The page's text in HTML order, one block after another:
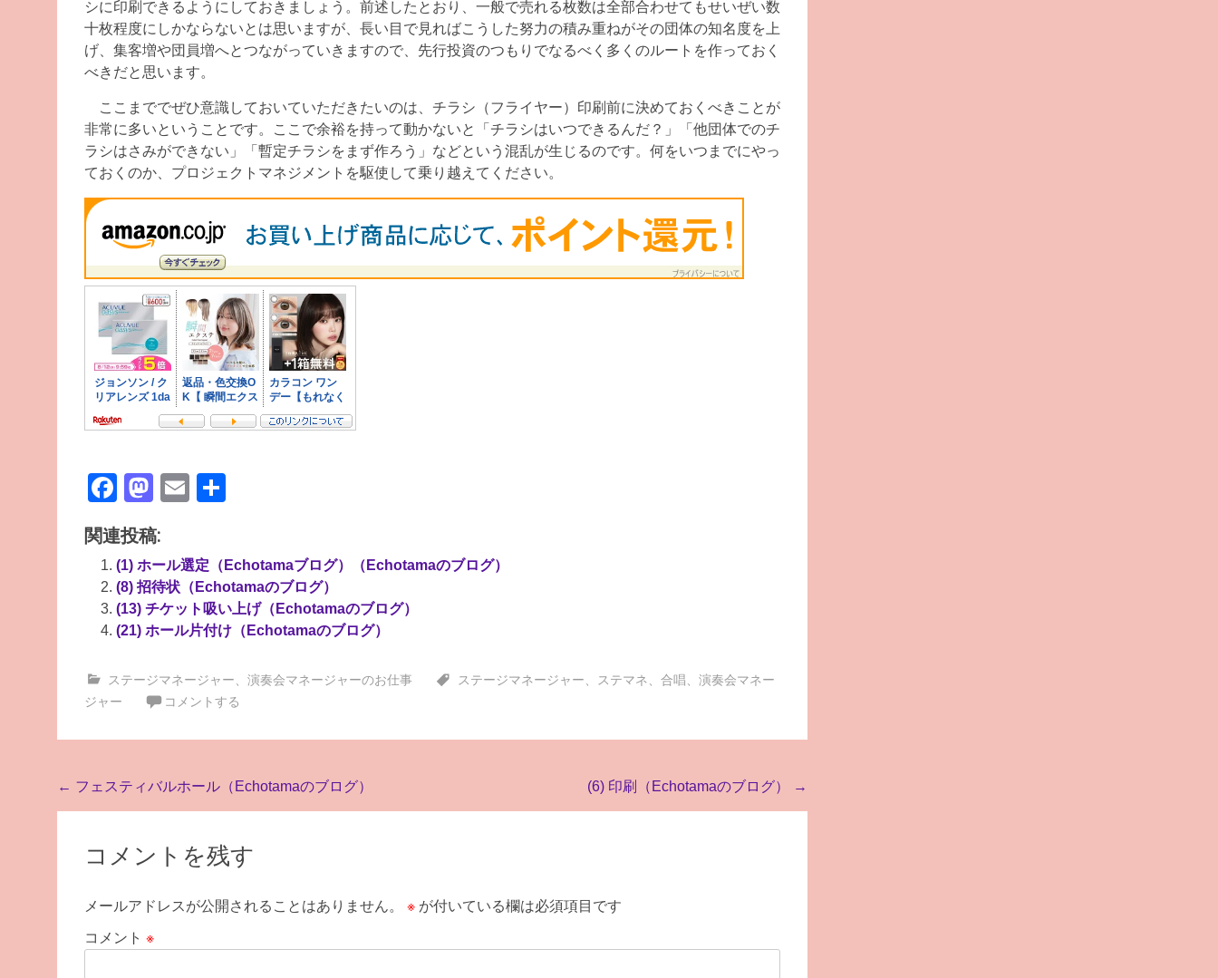
シに印刷できるようにしておきましょう。前述したとおり、一般で売れる枚数は全部合わせてもせいぜい数
十枚程度にしかならないとは思いますが、長い目で見ればこうした努力の積み重ねがその団体の知名度を上
げ、集客増や団員増へとつながっていきますので、先行投資のつもりでなるべく多くのルートを作っておく
べきだと思います。
ここまででぜひ意識しておいていただきたいのは、チラシ（フライヤー）印刷前に決めておくべきことが
非常に多いということです。ここで余裕を持って動かないと「チラシはいつできるんだ？」「他団体でのチ
ラシはさみができない」「暫定チラシをまず作ろう」などという混乱が生じるのです。何をいつまでにやっ
ておくのか、プロジェクトマネジメントを駆使して乗り越えてください。
Facebook
Mastodon
Email
関連投稿:
(1) ホール選定（Echotamaブログ）（Echotamaのブログ）
(8) 招待状（Echotamaのブログ）
(13) チケット吸い上げ（Echotamaのブログ）
(21) ホール片付け（Echotamaのブログ）
ステージマネージャー 演奏会マネージャーのお仕事 ステージマネージャー ステマネ 合唱
演奏会マネー
ジャー
コメントする
投
稿
← フェスティバルホール（Echotamaのブログ） (6) 印刷（Echotamaのブログ） →
コメントを残す
メールアドレスが公開されることはありません。 ※ が付いている欄は必須項目です
コメント ※